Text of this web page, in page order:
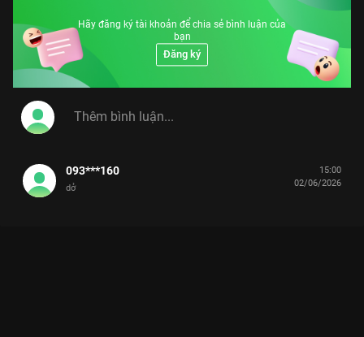
Hãy đăng ký tài khoản để chia sẻ bình luận của
bạn
Đăng ký
093***160
dở
15:00
02/06/2026